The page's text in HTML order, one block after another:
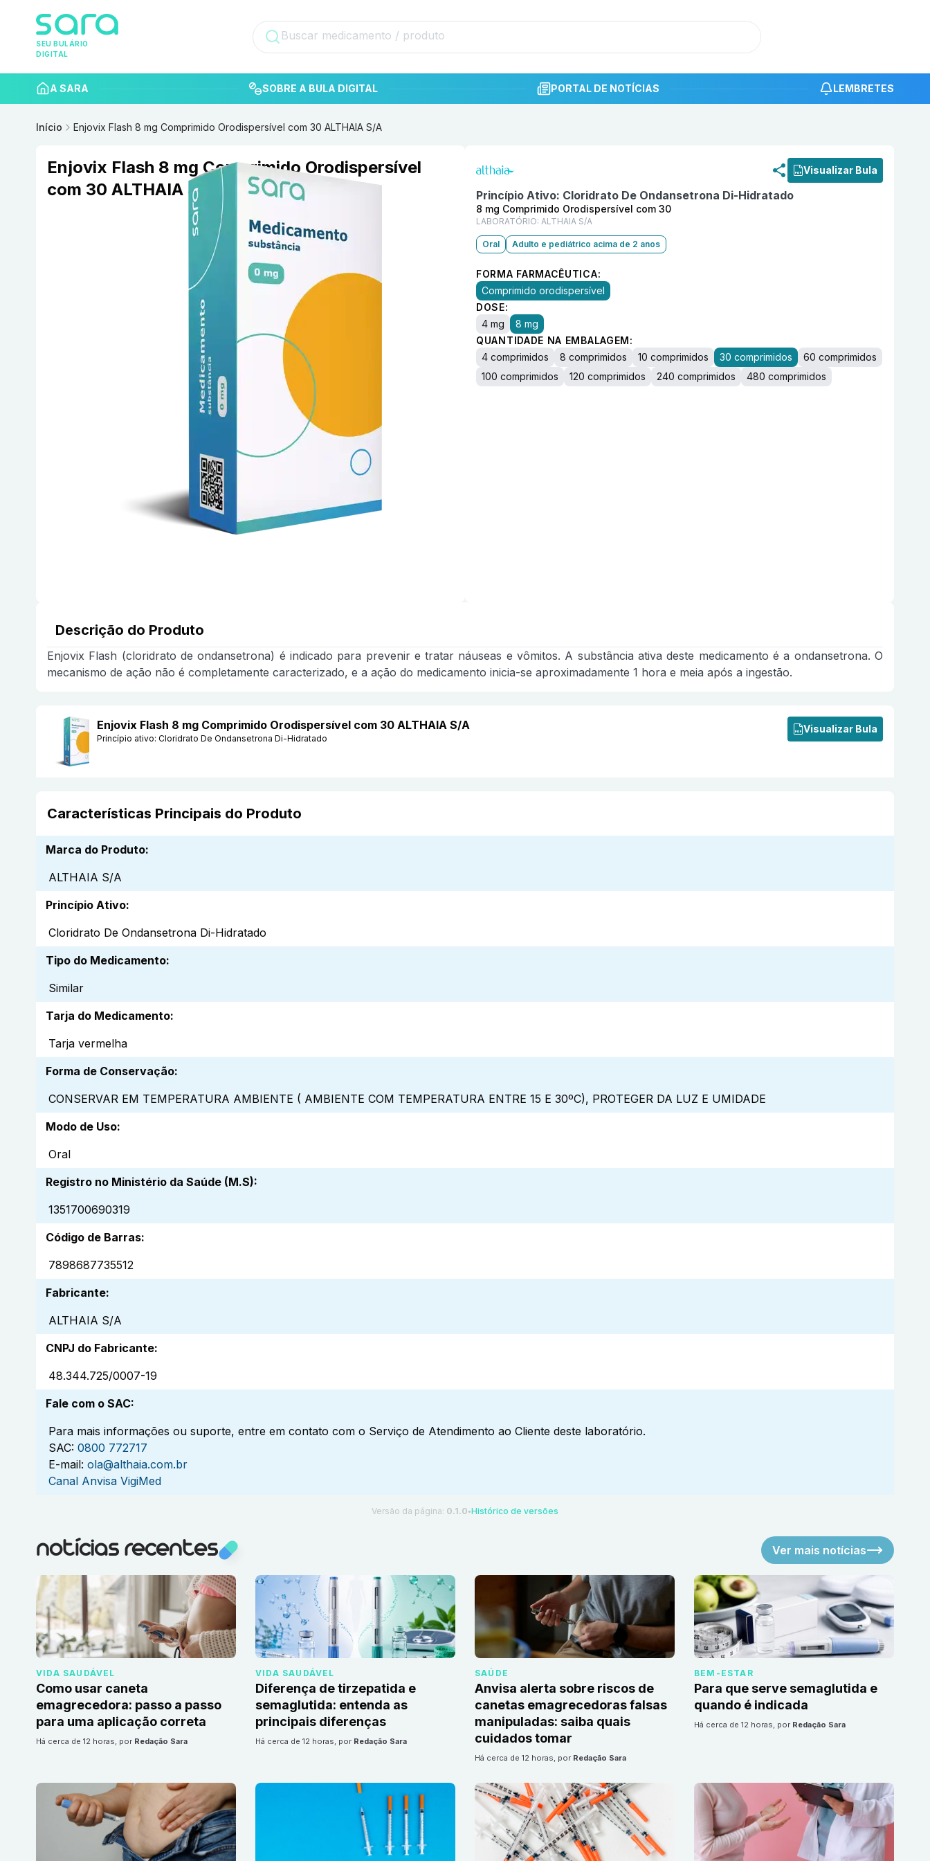
SEU BULÁRIO
DIGITAL
A SARA SOBRE A BULA DIGITAL PORTAL DE NOTÍCIAS LEMBRETES
Início Enjovix Flash 8 mg Comprimido Orodispersível com 30 ALTHAIA S/A
Enjovix Flash 8 mg Comprimido Orodispersível
com 30 ALTHAIA S/A
Visualizar Bula
Princípio Ativo: Cloridrato De Ondansetrona Di-Hidratado
8 mg Comprimido Orodispersível com 30
LABORATÓRIO: ALTHAIA S/A
Oral Adulto e pediátrico acima de 2 anos
FORMA FARMACÊUTICA:
Comprimido orodispersível
DOSE:
4 mg
8 mg
QUANTIDADE NA EMBALAGEM:
4 comprimidos
8 comprimidos 10 comprimidos 30 comprimidos
60 comprimidos
100 comprimidos
120 comprimidos 240 comprimidos 480 comprimidos
Descrição do Produto
Enjovix Flash (cloridrato de ondansetrona) é indicado para prevenir e tratar náuseas e vômitos. A substância ativa deste medicamento é a ondansetrona. O
mecanismo de ação não é completamente caracterizado, e a ação do medicamento inicia-se aproximadamente 1 hora e meia após a ingestão.
Enjovix Flash 8 mg Comprimido Orodispersível com 30 ALTHAIA S/A
Princípio ativo: Cloridrato De Ondansetrona Di-Hidratado
Visualizar Bula
Características Principais do Produto
Marca do Produto:
ALTHAIA S/A
Princípio Ativo:
Cloridrato De Ondansetrona Di-Hidratado
Tipo do Medicamento:
Similar
Tarja do Medicamento:
Tarja vermelha
Forma de Conservação:
CONSERVAR EM TEMPERATURA AMBIENTE ( AMBIENTE COM TEMPERATURA ENTRE 15 E 30ºC), PROTEGER DA LUZ E UMIDADE
Modo de Uso:
Oral
Registro no Ministério da Saúde (M.S):
1351700690319
Código de Barras:
7898687735512
Fabricante:
ALTHAIA S/A
CNPJ do Fabricante:
48.344.725/0007-19
Fale com o SAC:
Para mais informações ou suporte, entre em contato com o Serviço de Atendimento ao Cliente deste laboratório.
SAC: 0800 772717
E-mail: ola@althaia.com.br
Canal Anvisa VigiMed
Versão da página: 0.1.0 ●Histórico de versões
notícias recentes Ver mais notícias
VIDA SAUDÁVEL
Como usar caneta
emagrecedora: passo a passo
para uma aplicação correta
há cerca de 12 horas, por Redação Sara
VIDA SAUDÁVEL
Diferença de tirzepatida e
semaglutida: entenda as
principais diferenças
há cerca de 12 horas, por Redação Sara
SAÚDE
Anvisa alerta sobre riscos de
canetas emagrecedoras falsas
manipuladas: saiba quais
cuidados tomar
há cerca de 12 horas, por Redação Sara
BEM-ESTAR
Para que serve semaglutida e
quando é indicada
há cerca de 12 horas, por Redação Sara